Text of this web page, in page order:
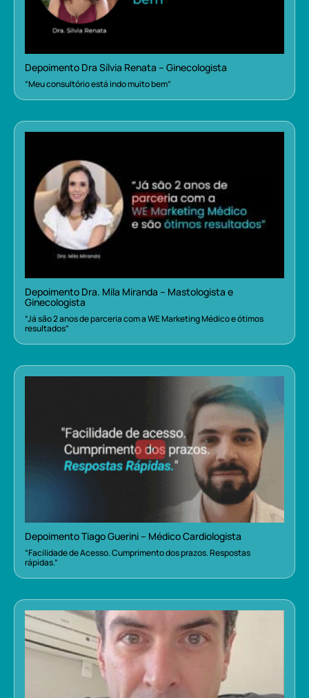
Depoimento Dra Sílvia Renata – Ginecologista
“Meu consultório está indo muito bem”
Depoimento Dra. Mila Miranda – Mastologista e
Ginecologista
“Já são 2 anos de parceria com a WE Marketing Médico e ótimos
resultados”
Depoimento Tiago Guerini – Médico Cardiologista
“Facilidade de Acesso. Cumprimento dos prazos. Respostas
rápidas.”